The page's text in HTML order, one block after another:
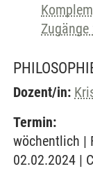
Dozent/in:
Termin:
wöchentlich |
02.02.2024 |